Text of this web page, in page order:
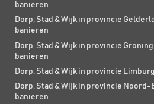
banieren
Dorp, Stad & Wijk in provincie
banieren
Dorp, Stad & Wijk in provincie
banieren
Dorp, Stad & Wijk in provincie
Dorp, Stad & Wijk in provincie
banieren